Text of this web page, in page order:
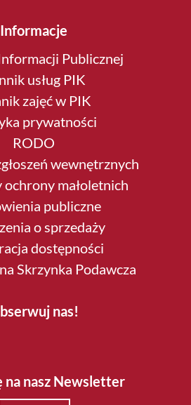
Informacje
Publicznej
usług PIK
zajęć w PIK
prywatności
RODO
wewnętrznych
ochrony małoletnich
publiczne
o sprzedaży
dostępności
Skrzynka Podawcza
nas!
na nasz Newsletter